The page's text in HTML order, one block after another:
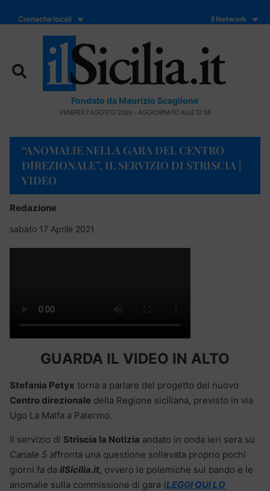
Cronache locali Il Network
Fondato da Maurizio Scaglione
VENERDÌ 7 AGOSTO 2026 - AGGIORNATO ALLE 12:58
“ANOMALIE NELLA GARA DEL CENTRO
DIREZIONALE”, IL SERVIZIO DI STRISCIA |
VIDEO
Redazione
sabato 17 Aprile 2021
GUARDA IL VIDEO IN ALTO
Stefania Petyx torna a parlare del progetto del nuovo
Centro direzionale della Regione siciliana, previsto in via
Ugo La Malfa a Palermo.
Il servizio di Striscia la Notizia andato in onda ieri sera su
Canale 5 affronta una questione sollevata proprio pochi
giorni fa da ilSicilia.it, ovvero le polemiche sul bando e le
anomalie sulla commissione di gara (LEGGI QUI LO